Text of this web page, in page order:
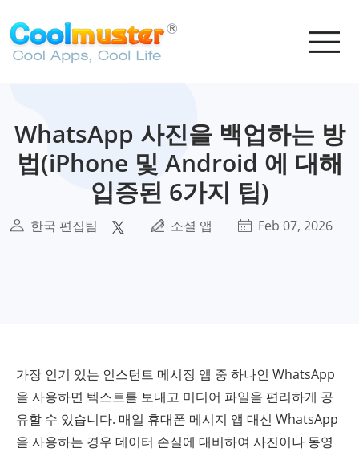
WhatsApp 사진을 백업하는 방
법(iPhone 및 Android 에 대해
입증된 6가지 팁)
한국 편집팀 소셜 앱 Feb 07, 2026
가장 인기 있는 인스턴트 메시징 앱 중 하나인 WhatsApp
을 사용하면 텍스트를 보내고 미디어 파일을 편리하게 공
유할 수 있습니다. 매일 휴대폰 메시지 앱 대신 WhatsApp
을 사용하는 경우 데이터 손실에 대비하여 사진이나 동영